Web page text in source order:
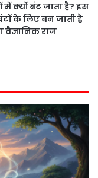
में क्यों बंट जाता है? इस
के लिए बन जाती है
राज